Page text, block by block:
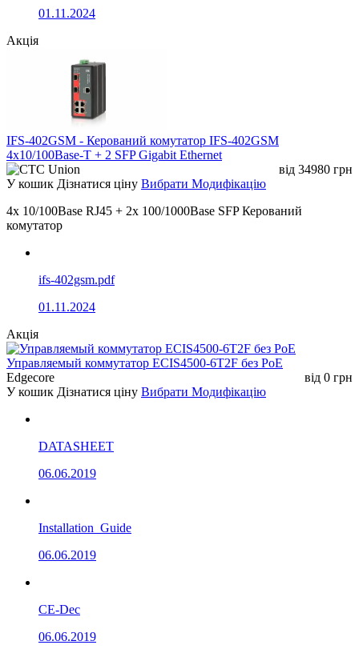
01.11.2024
Акція
IFS-402GSM - Керований комутатор IFS-402GSM
4x10/100Base-T + 2 SFP Gigabit Ethernet
від 34980 грн
У кошик Дізнатися ціну Вибрати Модифікацію
4x 10/100Base RJ45 + 2x 100/1000Base SFP Керований
комутатор
ifs-402gsm.pdf
01.11.2024
Акція
Управляемый коммутатор ECIS4500-6T2F без РоЕ
Edgecore
від 0 грн
У кошик Дізнатися ціну Вибрати Модифікацію
DATASHEET
06.06.2019
Installation_Guide
06.06.2019
CE-Dec
06.06.2019